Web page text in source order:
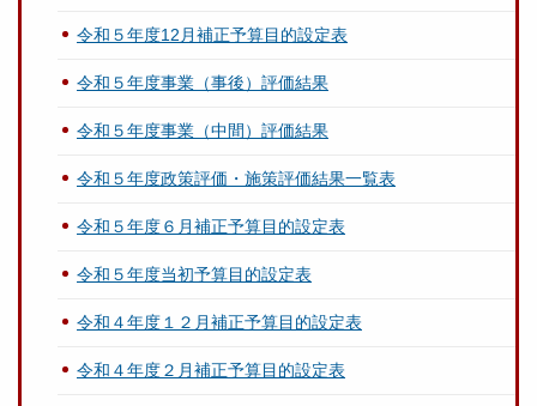
令和５年度12月補正予算目的設定表
令和５年度事業（事後）評価結果
令和５年度事業（中間）評価結果
令和５年度政策評価・施策評価結果一覧表
令和５年度６月補正予算目的設定表
令和５年度当初予算目的設定表
令和４年度１２月補正予算目的設定表
令和４年度２月補正予算目的設定表